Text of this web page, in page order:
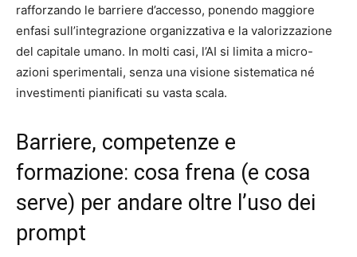
rafforzando le barriere d’accesso, ponendo maggiore
enfasi sull’integrazione organizzativa e la valorizzazione
del capitale umano. In molti casi, l’AI si limita a micro-
azioni sperimentali, senza una visione sistematica né
investimenti pianificati su vasta scala.
Barriere, competenze e
formazione: cosa frena (e cosa
serve) per andare oltre l’uso dei
prompt